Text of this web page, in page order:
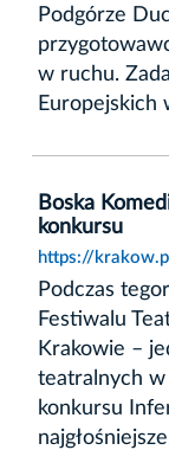
Podgórze
w ruchu.
Europejskich
Boska
konkursu
https://
Podczas
Festiwalu
Krakowie –
teatralnych w
konkursu